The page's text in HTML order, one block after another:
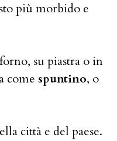
più morbido e
su piastra o in
come spuntino, o
città e del paese.